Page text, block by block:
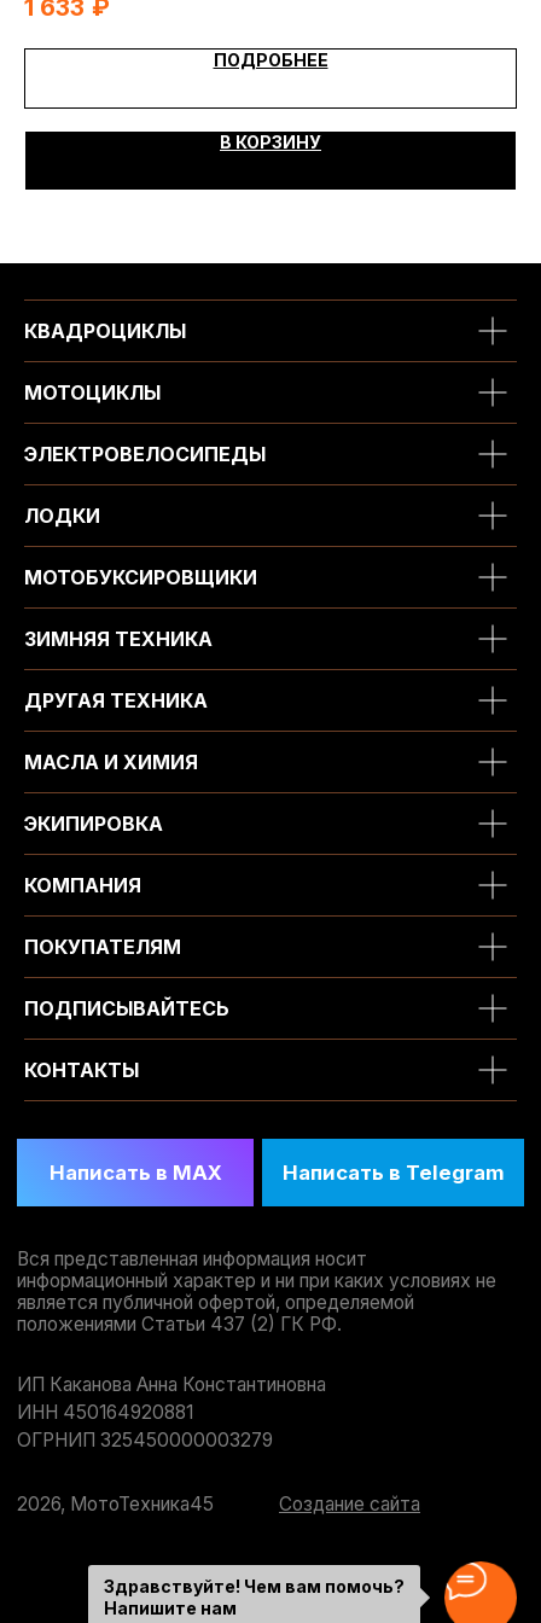
1 633 ₽
ПОДРОБНЕЕ
В КОРЗИНУ
КВАДРОЦИКЛЫ
МОТОЦИКЛЫ
ЭЛЕКТРОВЕЛОСИПЕДЫ
ЛОДКИ
МОТОБУКСИРОВЩИКИ
ЗИМНЯЯ ТЕХНИКА
ДРУГАЯ ТЕХНИКА
МАСЛА И ХИМИЯ
ЭКИПИРОВКА
КОМПАНИЯ
ПОКУПАТЕЛЯМ
ПОДПИСЫВАЙТЕСЬ
КОНТАКТЫ
Здравствуйте! Чем вам помочь?
Напишите нам